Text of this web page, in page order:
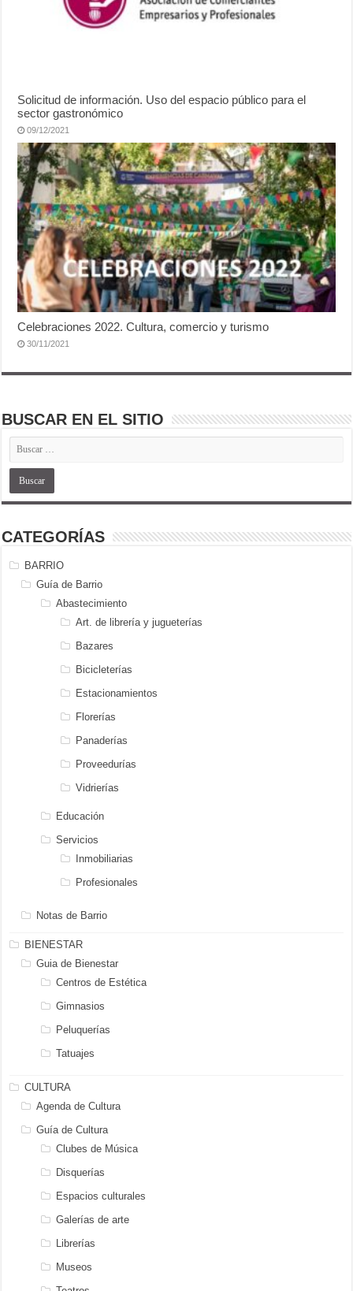
Solicitud de información. Uso del espacio público para el
sector gastronómico
09/12/2021
Celebraciones 2022. Cultura, comercio y turismo
30/11/2021
BUSCAR EN EL SITIO
CATEGORÍAS
BARRIO
Guía de Barrio
Abastecimiento
Art. de librería y jugueterías
Bazares
Bicicleterías
Estacionamientos
Florerías
Panaderías
Proveedurías
Vidrierías
Educación
Servicios
Inmobiliarias
Profesionales
Notas de Barrio
BIENESTAR
Guia de Bienestar
Centros de Estética
Gimnasios
Peluquerías
Tatuajes
CULTURA
Agenda de Cultura
Guía de Cultura
Clubes de Música
Disquerías
Espacios culturales
Galerías de arte
Librerías
Museos